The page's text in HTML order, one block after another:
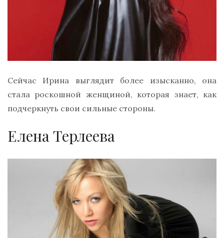
Сейчас Ирина выглядит более изысканно, она
стала роскошной женщиной, которая знает, как
подчеркнуть свои сильные стороны.
Елена Терлеева